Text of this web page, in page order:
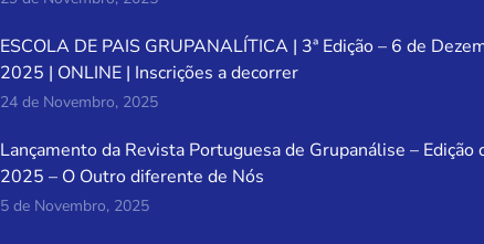
ESCOLA DE PAIS GRUPANALÍTICA | 3ª Edição – 6 de
2025 | ONLINE | Inscrições a decorrer
24 de Novembro, 2025
Lançamento da Revista Portuguesa de Grupanálise – Edição
2025 – O Outro diferente de Nós
5 de Novembro, 2025